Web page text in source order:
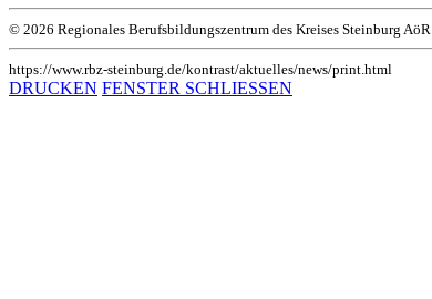
© 2026 Regionales Berufsbildungszentrum des Kreises Steinburg AöR
https://www.rbz-steinburg.de/kontrast/aktuelles/news/print.html
DRUCKEN FENSTER SCHLIESSEN